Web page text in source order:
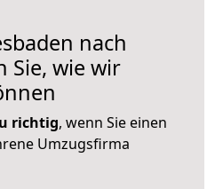
nach
Sie, wie wir
richtig, wenn Sie einen
Umzugsfirma